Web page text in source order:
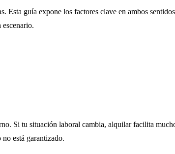
guía expone los factores clave en ambos
escenario.
Si tu situación laboral cambia, alquilar facilita
está garantizado.